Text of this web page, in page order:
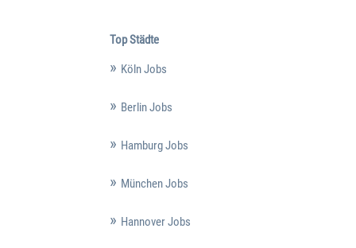
Top Städte
Köln Jobs
Berlin Jobs
Hamburg Jobs
München Jobs
Hannover Jobs